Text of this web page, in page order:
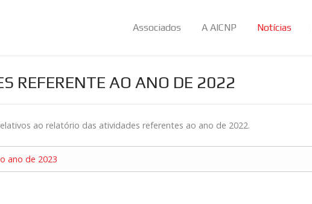
Associados A AICNP Notícias
REFERENTE AO ANO DE 2022
ao relatório das atividades referentes ao ano de 2022.
ano de 2023